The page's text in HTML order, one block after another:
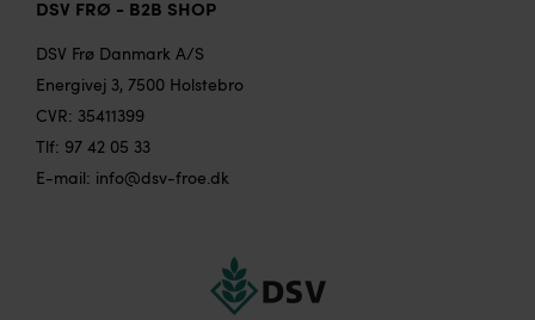
DSV FRØ - B2B SHOP
DSV Frø Danmark A/S
Energivej 3, 7500 Holstebro
CVR: 35411399
Tlf: 97 42 05 33
E-mail: info@dsv-froe.dk